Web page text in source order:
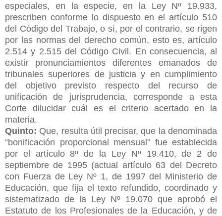
especiales, en la especie, en la Ley Nº 19.933,
prescriben conforme lo dispuesto en el artículo 510
del Código del Trabajo, o sí, por el contrario, se rigen
por las normas del derecho común, esto es, artículo
2.514 y 2.515 del Código Civil. En consecuencia, al
existir pronunciamientos diferentes emanados de
tribunales superiores de justicia y en cumplimiento
del objetivo previsto respecto del recurso de
unificación de jurisprudencia, corresponde a esta
Corte dilucidar cuál es el criterio acertado en la
materia.
Quinto: Que, resulta útil precisar, que la denominada
“bonificación proporcional mensual” fue establecida
por el artículo 8º de la Ley Nº 19.410, de 2 de
septiembre de 1995 (actual artículo 63 del Decreto
con Fuerza de Ley Nº 1, de 1997 del Ministerio de
Educación, que fija el texto refundido, coordinado y
sistematizado de la Ley Nº 19.070 que aprobó el
Estatuto de los Profesionales de la Educación, y de